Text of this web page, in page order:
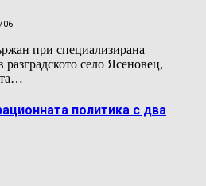
при специализирана
село Ясеновец,
политика с два